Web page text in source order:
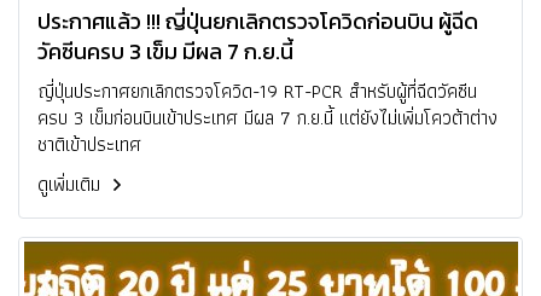
ประกาศแล้ว !!! ญี่ปุ่นยกเลิกตรวจโควิดก่อนบิน ผู้ฉีด
วัคซีนครบ 3 เข็ม มีผล 7 ก.ย.นี้
ญี่ปุ่นประกาศยกเลิกตรวจโควิด-19 RT-PCR สำหรับผู้ที่ฉีดวัคซีน
ครบ 3 เข็มก่อนบินเข้าประเทศ มีผล 7 ก.ย.นี้ แต่ยังไม่เพิ่มโควต้าต่าง
ชาติเข้าประเทศ
ดูเพิ่มเติม